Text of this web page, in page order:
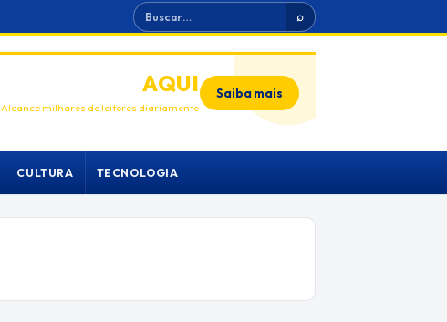
Buscar ⌕
ANUNCIEAQUI
Alcance milhares de leitores diariamente
Saiba mais
CULTURA TECNOLOGIA